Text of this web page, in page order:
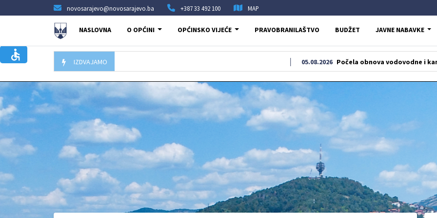
novosarajevo@novosarajevo.ba +387 33 492 100 MAP
NASLOVNA O OPĆINI OPĆINSKO VIJEĆE PRAVOBRANILAŠTVO BUDŽET JAVNE NABAVKE
IZDVAJAMO Počela obnova vodovodne i kanalizacione